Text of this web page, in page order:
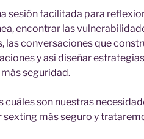
sesión facilitada para
encontrar las
las conversaciones que
y así diseñar
seguridad.
cuáles son nuestras
sexting más seguro y